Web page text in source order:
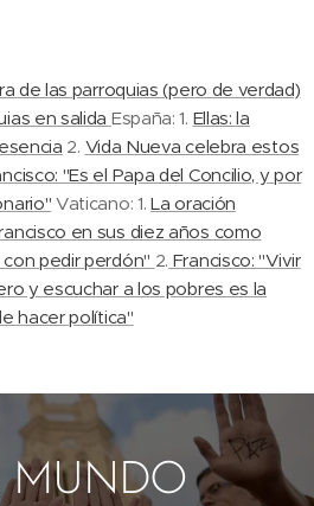
de las parroquias (pero de verdad)
en salida España: 1. Ellas: la
2. Vida Nueva celebra estos
"Es el Papa del Concilio, y por
Vaticano: 1.La oración
en sus diez años como
pedir perdón" 2. Francisco: "Vivir
y escuchar a los pobres es la
hacer política"
MUNDO